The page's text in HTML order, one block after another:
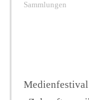
Sammlungen